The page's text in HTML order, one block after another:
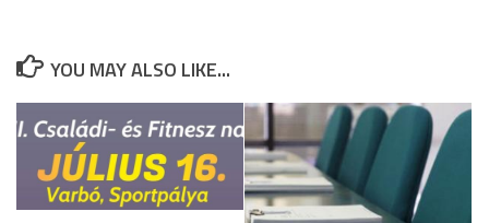
YOU MAY ALSO LIKE...